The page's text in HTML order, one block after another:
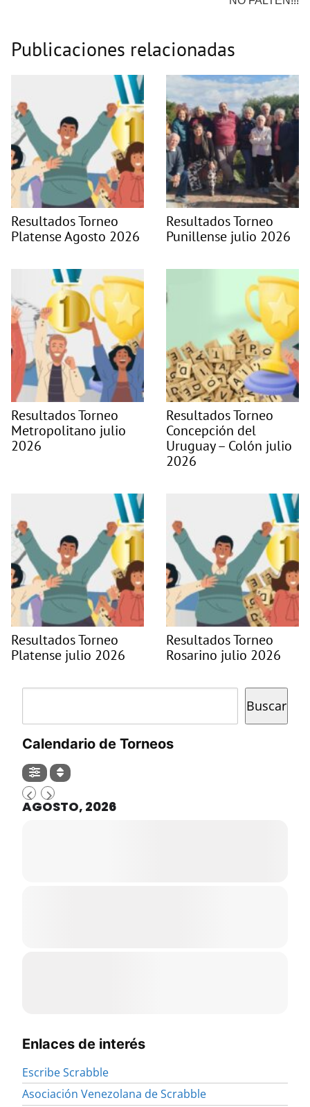
Publicaciones relacionadas
Resultados Torneo
Platense Agosto 2026
Resultados Torneo
Punillense julio 2026
Resultados Torneo
Metropolitano julio
2026
Resultados Torneo
Concepción del
Uruguay – Colón julio
2026
Resultados Torneo
Platense julio 2026
Resultados Torneo
Rosarino julio 2026
Buscar
Calendario de Torneos
AGOSTO, 2026
Enlaces de interés
Escribe Scrabble
Asociación Venezolana de Scrabble